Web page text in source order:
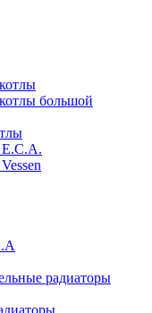
большой
радиаторы